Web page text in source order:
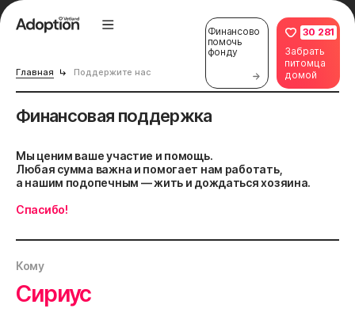
Финансово
помочь
фонду
30 281
Забрать
питомца
домой
Главная Поддержите нас
Финансовая поддержка
Мы ценим ваше участие и помощь.
Любая сумма важна и помогает нам работать,
а нашим подопечным — жить и дождаться хозяина.
Спасибо!
Кому
Сириус